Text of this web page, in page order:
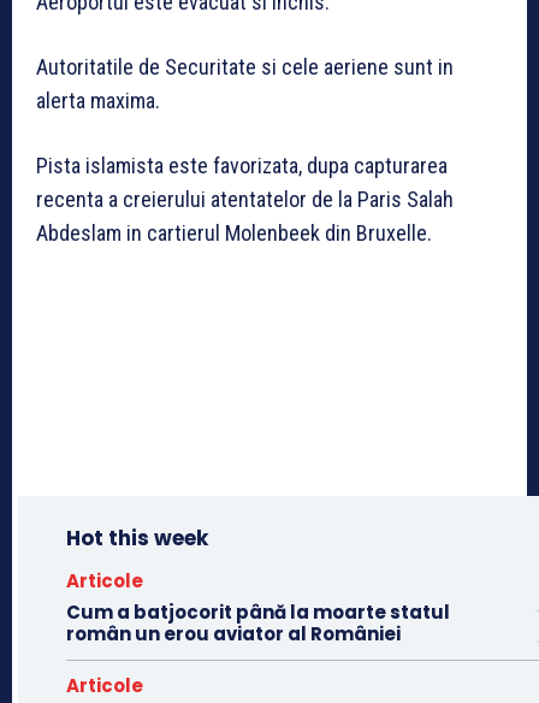
Autoritatile de Securitate si cele aeriene sunt in
alerta maxima.
Pista islamista este favorizata, dupa capturarea
recenta a creierului atentatelor de la Paris Salah
Abdeslam in cartierul Molenbeek din Bruxelle.
Hot this week
Articole
Cum a batjocorit până la moarte statul
român un erou aviator al României
Articole